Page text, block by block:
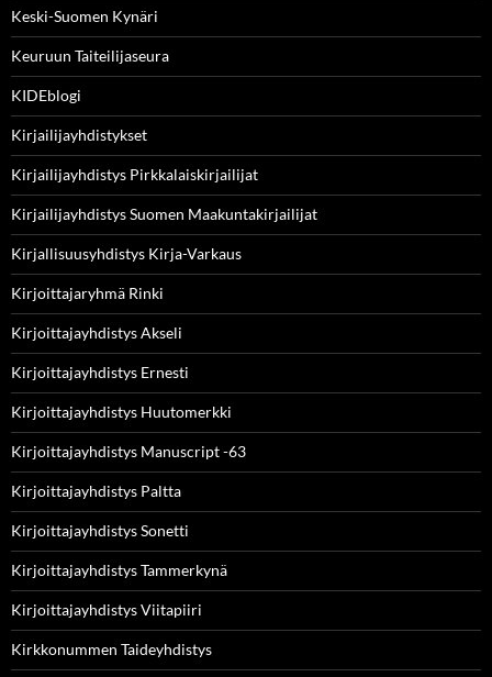
Keski-Suomen Kynäri
Keuruun Taiteilijaseura
KIDEblogi
Kirjailijayhdistykset
Kirjailijayhdistys Pirkkalaiskirjailijat
Kirjailijayhdistys Suomen Maakuntakirjailijat
Kirjallisuusyhdistys Kirja-Varkaus
Kirjoittajaryhmä Rinki
Kirjoittajayhdistys Akseli
Kirjoittajayhdistys Ernesti
Kirjoittajayhdistys Huutomerkki
Kirjoittajayhdistys Manuscript -63
Kirjoittajayhdistys Paltta
Kirjoittajayhdistys Sonetti
Kirjoittajayhdistys Tammerkynä
Kirjoittajayhdistys Viitapiiri
Kirkkonummen Taideyhdistys